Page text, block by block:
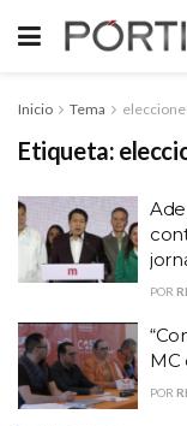
Inicio Tema
Etiqueta:
POR
MC
POR